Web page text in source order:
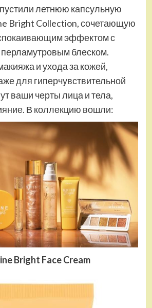
летнюю капсульную
Bright Collection, сочетающую
эффектом с
блеском.
и ухода за кожей,
для гиперчувствительной
ваши черты лица и тела,
В коллекцию вошли:
Bright Face Cream